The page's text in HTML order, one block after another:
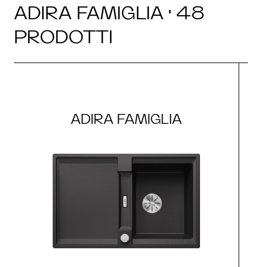
ADIRA FAMIGLIA · 48
PRODOTTI
ADIRA FAMIGLIA